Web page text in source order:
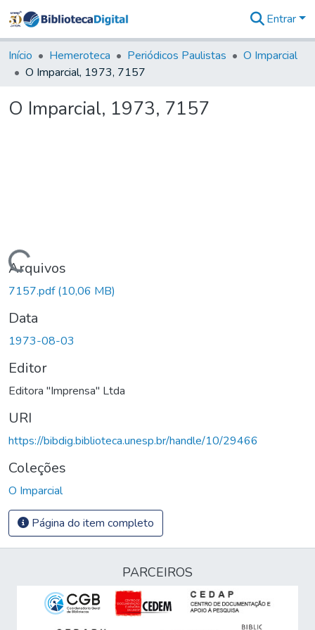
&
Coleções
Tudo na
Digital
Entrar
Início Hemeroteca Periódicos Paulistas
O Imparcial
O Imparcial, 1973, 7157
O Imparcial, 1973, 7157
Carregando...
Arquivos
7157.pdf(10,06 MB)
Data
1973-08-03
Editor
Editora "Imprensa" Ltda
URI
https://bibdig.biblioteca.unesp.br/handle/10/29466
Coleções
O Imparcial
Página do item completo
PARCEIROS